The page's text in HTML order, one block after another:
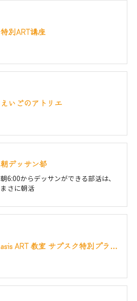
特別ART講座
えいごのアトリエ
朝デッサン部
朝6:00からデッサンができる部活は、
まさに朝活
asis ART 教室 サブスク特別プラン 「特別サブスクリプション受講規約」